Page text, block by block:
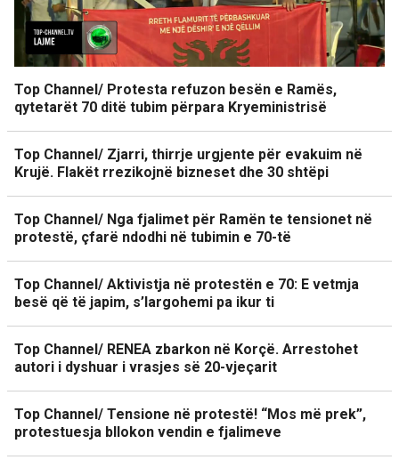
Top Channel/ Protesta refuzon besën e Ramës,
qytetarët 70 ditë tubim përpara Kryeministrisë
Top Channel/ Zjarri, thirrje urgjente për evakuim në
Krujë. Flakët rrezikojnë bizneset dhe 30 shtëpi
Top Channel/ Nga fjalimet për Ramën te tensionet në
protestë, çfarë ndodhi në tubimin e 70-të
Top Channel/ Aktivistja në protestën e 70: E vetmja
besë që të japim, s’largohemi pa ikur ti
Top Channel/ RENEA zbarkon në Korçë. Arrestohet
autori i dyshuar i vrasjes së 20-vjeçarit
Top Channel/ Tensione në protestë! “Mos më prek”,
protestuesja bllokon vendin e fjalimeve